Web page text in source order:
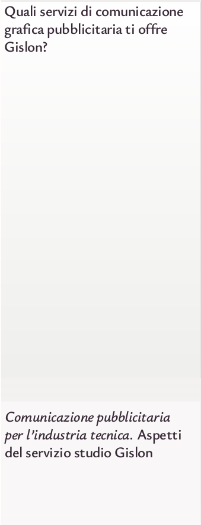
Quali servizi di comunicazione
grafica pubblicitaria ti offre
Gislon?
Comunicazione pubblicitaria
per l’industria tecnica. Aspetti
del servizio studio Gislon